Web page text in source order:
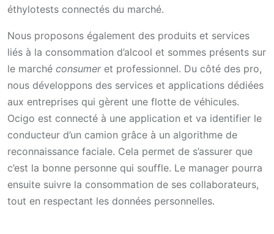
éthylotests connectés du marché.
Nous proposons également des produits et services
liés à la consommation d’alcool et sommes présents sur
le marché consumeret professionnel. Du côté des pro,
nous développons des services et applications dédiées
aux entreprises qui gèrent une flotte de véhicules.
Ocigo est connecté à une application et va identifier le
conducteur d’un camion grâce à un algorithme de
reconnaissance faciale. Cela permet de s’assurer que
c’est la bonne personne qui souffle. Le manager pourra
ensuite suivre la consommation de ses collaborateurs,
tout en respectant les données personnelles.